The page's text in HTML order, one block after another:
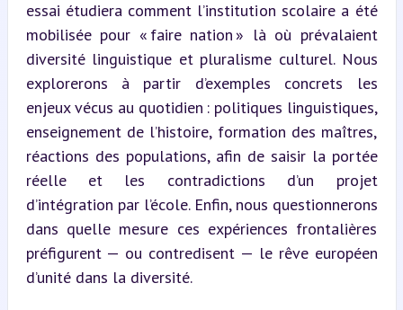
essai étudiera comment l’institution scolaire a été
mobilisée pour « faire nation » là où prévalaient
diversité linguistique et pluralisme culturel. Nous
explorerons à partir d’exemples concrets les
enjeux vécus au quotidien : politiques linguistiques,
enseignement de l’histoire, formation des maîtres,
réactions des populations, afin de saisir la portée
réelle et les contradictions d’un projet
d’intégration par l’école. Enfin, nous questionnerons
dans quelle mesure ces expériences frontalières
préfigurent — ou contredisent — le rêve européen
d’unité dans la diversité.